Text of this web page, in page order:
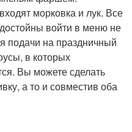
морковка и лук. Все
войти в меню не
подачи на праздничный
в которых
Вы можете сделать
а то и совместив оба